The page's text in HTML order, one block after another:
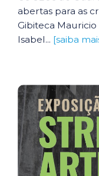
abertas para as
Gibiteca Mauricio
Isabel... [saiba